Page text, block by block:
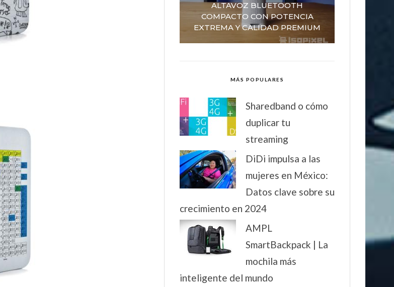
ALTAVOZ BLUETOOTH
COMPACTO CON POTENCIA
EXTREMA Y CALIDAD PREMIUM
MÁS POPULARES
Sharedband o cómo
duplicar tu
streaming
DiDi impulsa a las
mujeres en México:
Datos clave sobre su
crecimiento en 2024
AMPL
SmartBackpack | La
mochila más
inteligente del mundo